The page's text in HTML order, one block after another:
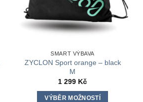
SMART VÝBAVA
ZYCLON Sport orange – black
M
1 299 Kč
VÝBĚR MOŽNOSTÍ